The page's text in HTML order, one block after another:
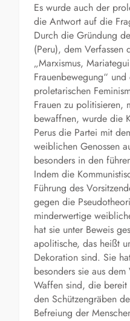
Es wurde auch der
die Antwort auf die
Durch die Gründung
(Peru), dem Verfassen
„Marxismus,
Frauenbewegung“
proletarischen
Frauen zu politisieren,
bewaffnen, wurde die
Perus die Partei mit
weiblichen Genossen
besonders in den
Indem die
Führung des
gegen die
minderwertige
hat sie unter Beweis
apolitische, das heißt
Dekoration sind. Sie
besonders sie aus
Waffen sind, die
den Schützengräben
Befreiung der